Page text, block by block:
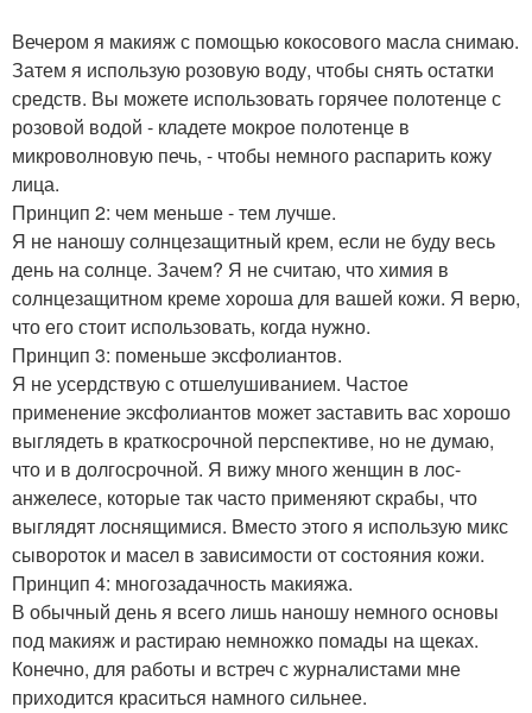
Вечером я макияж с помощью кокосового масла снимаю.
Затем я использую розовую воду, чтобы снять остатки
средств. Вы можете использовать горячее полотенце с
розовой водой - кладете мокрое полотенце в
микроволновую печь, - чтобы немного распарить кожу
лица.
Принцип 2: чем меньше - тем лучше.
Я не наношу солнцезащитный крем, если не буду весь
день на солнце. Зачем? Я не считаю, что химия в
солнцезащитном креме хороша для вашей кожи. Я верю,
что его стоит использовать, когда нужно.
Принцип 3: поменьше эксфолиантов.
Я не усердствую с отшелушиванием. Частое
применение эксфолиантов может заставить вас хорошо
выглядеть в краткосрочной перспективе, но не думаю,
что и в долгосрочной. Я вижу много женщин в лос-
анжелесе, которые так часто применяют скрабы, что
выглядят лоснящимися. Вместо этого я использую микс
сывороток и масел в зависимости от состояния кожи.
Принцип 4: многозадачность макияжа.
В обычный день я всего лишь наношу немного основы
под макияж и растираю немножко помады на щеках.
Конечно, для работы и встреч с журналистами мне
приходится краситься намного сильнее.